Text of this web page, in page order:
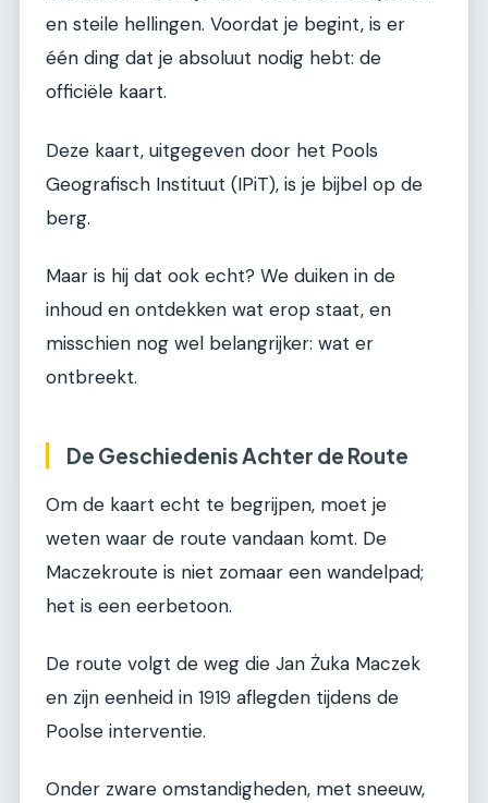
en steile hellingen. Voordat je begint, is er
één ding dat je absoluut nodig hebt: de
officiële kaart.
Deze kaart, uitgegeven door het Pools
Geografisch Instituut (IPiT), is je bijbel op de
berg.
Maar is hij dat ook echt? We duiken in de
inhoud en ontdekken wat erop staat, en
misschien nog wel belangrijker: wat er
ontbreekt.
De Geschiedenis Achter de Route
Om de kaart echt te begrijpen, moet je
weten waar de route vandaan komt. De
Maczekroute is niet zomaar een wandelpad;
het is een eerbetoon.
De route volgt de weg die Jan Żuka Maczek
en zijn eenheid in 1919 aflegden tijdens de
Poolse interventie.
Onder zware omstandigheden, met sneeuw,